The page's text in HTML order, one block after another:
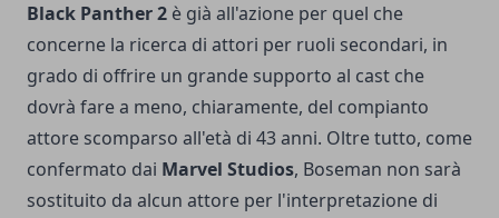
Black Panther 2 è già all'azione per quel che
concerne la ricerca di attori per ruoli secondari, in
grado di offrire un grande supporto al cast che
dovrà fare a meno, chiaramente, del compianto
attore scomparso all'età di 43 anni. Oltre tutto, come
confermato dai Marvel Studios, Boseman non sarà
sostituito da alcun attore per l'interpretazione di